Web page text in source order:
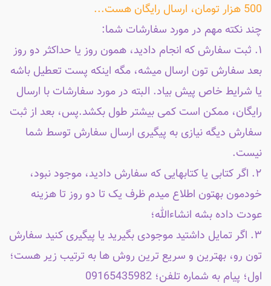
500 هزار تومان، ارسال رایگان هست...
چند نکته مهم در مورد سفارشات شما:
۱. ثبت سفارش که انجام دادید، همون روز یا حداکثر دو روز
بعد سفارش تون ارسال میشه، مگه اینکه پست تعطیل باشه
یا شرایط خاص پیش بیاد. البته در مورد سفارشات با ارسال
رایگان، ممکن است کمی بیشتر طول بکشد.پس، بعد از ثبت
سفارش دیگه نیازی به پیگیری ارسال سفارش توسط شما
نیست.
۲. اگر کتابی یا کتابهایی که سفارش دادید، موجود نبود،
خودمون بهتون اطلاع میدم ظرف یک تا دو روز تا هزینه
عودت داده بشه انشاءالله؛
۳. اگر تمایل داشتید موجودی بگیرید یا پیگیری کنید سفارش
تون رو، بهترین و سریع ترین روش ها به ترتیب زیر هست؛
اول؛ پیام به شماره تلفن؛ 09165435982